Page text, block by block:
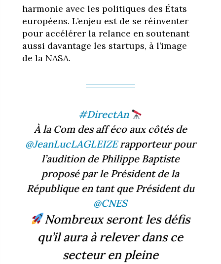
harmonie avec les politiques des États
européens. L’enjeu est de se réinventer
pour accélérer la relance en soutenant
aussi davantage les startups, à l’image
de la NASA.
#DirectAn
À la Com des aff éco aux côtés de
@JeanLucLAGLEIZErapporteur pour
l’audition de Philippe Baptiste
proposé par le Président de la
République en tant que Président du
@CNES
Nombreux seront les défis
qu’il aura à relever dans ce
secteur en pleine